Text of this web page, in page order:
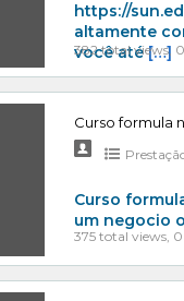
https://
altamente
você até[…]
382 total views,
Curso formula
Curso
um negocio
375 total views,